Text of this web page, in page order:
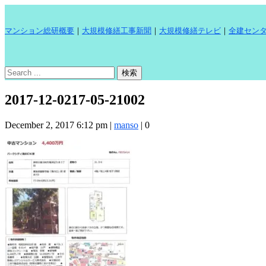
マンション総研概要 ｜ 大規模修繕工事新聞 ｜ 大規模修繕テレビ ｜ 全建セン
2017-12-0217-05-21002
December 2, 2017 6:12 pm | manso | 0